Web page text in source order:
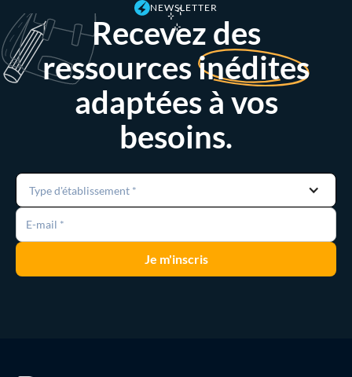
NEWSLETTER
Recevez des
ressourcesinédites
adaptées à vos
besoins.
Type d'établissement *